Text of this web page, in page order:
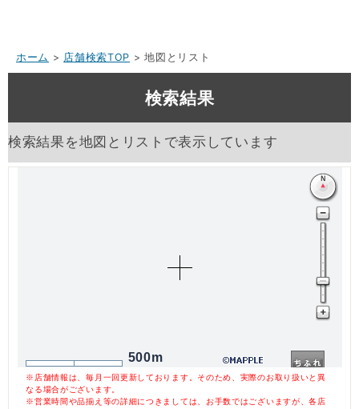
ホーム > 店舗検索TOP > 地図とリスト
検索結果
検索結果を地図とリストで表示しています
500m
※店舗情報は、毎月一回更新しております。そのため、実際のお取り扱いと異
なる場合がございます。
※営業時間や品揃え等の詳細につきましては、お手数ではございますが、各店